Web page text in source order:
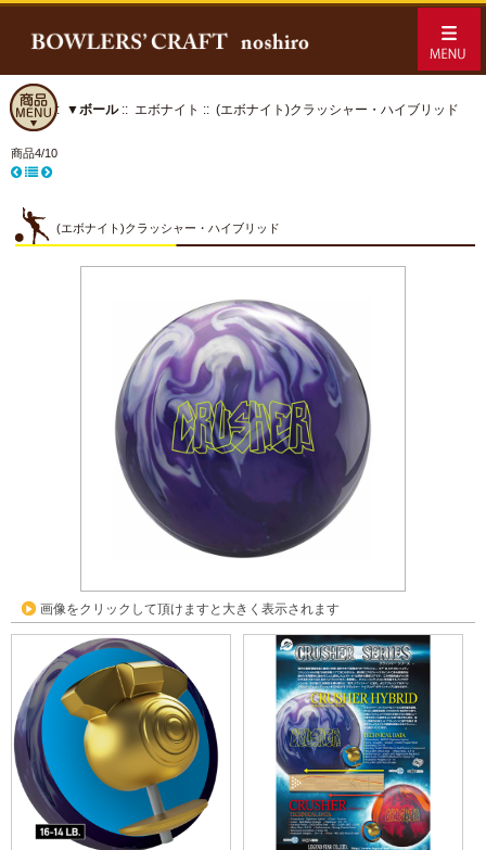
ホーム:: ▼ボール:: エボナイト :: (エボナイト)クラッシャー・ハイブリッド
商品4/10
(エボナイト)クラッシャー・ハイブリッド
画像をクリックして頂けますと大きく表示されます